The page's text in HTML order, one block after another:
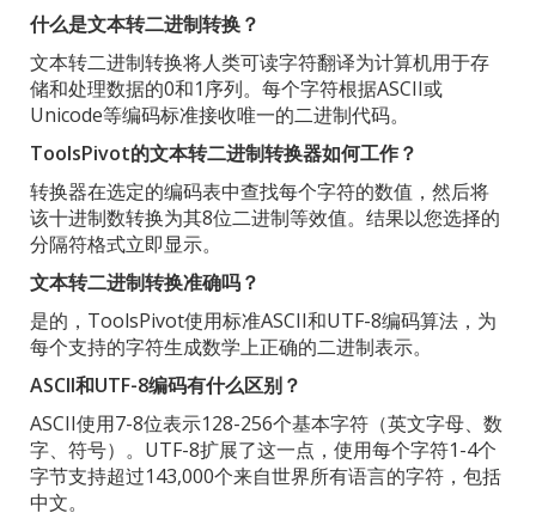
什么是文本转二进制转换？
文本转二进制转换将人类可读字符翻译为计算机用于存
储和处理数据的0和1序列。每个字符根据ASCII或
Unicode等编码标准接收唯一的二进制代码。
ToolsPivot的文本转二进制转换器如何工作？
转换器在选定的编码表中查找每个字符的数值，然后将
该十进制数转换为其8位二进制等效值。结果以您选择的
分隔符格式立即显示。
文本转二进制转换准确吗？
是的，ToolsPivot使用标准ASCII和UTF-8编码算法，为
每个支持的字符生成数学上正确的二进制表示。
ASCII和UTF-8编码有什么区别？
ASCII使用7-8位表示128-256个基本字符（英文字母、数
字、符号）。UTF-8扩展了这一点，使用每个字符1-4个
字节支持超过143,000个来自世界所有语言的字符，包括
中文。